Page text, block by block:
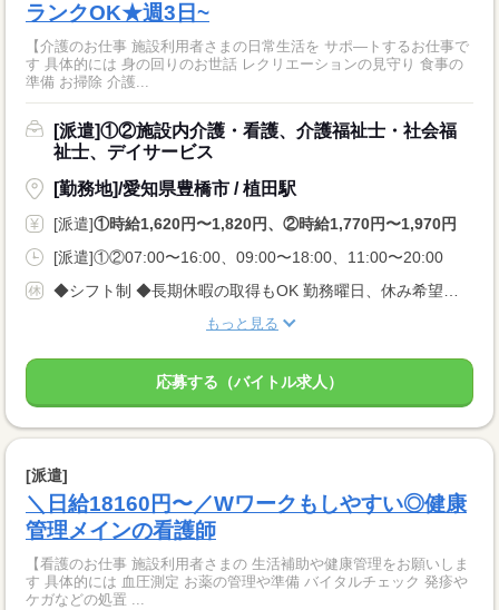
ランクOK★週3日~
【介護のお仕事 施設利用者さまの日常生活を サポ—トするお仕事で
す 具体的には 身の回りのお世話 レクリエーションの見守り 食事の
準備 お掃除 介護...
[派遣]①②施設内介護・看護、介護福祉士・社会福
祉士、デイサービス
[勤務地]/愛知県豊橋市 / 植田駅
[派遣]①時給1,620円〜1,820円、②時給1,770円〜1,970円
[派遣]①②07:00〜16:00、09:00〜18:00、11:00〜20:00
◆シフト制 ◆長期休暇の取得もOK 勤務曜日、休み希望はお気軽にご相談ください。 やむを得ない急なお休みにも理解のある職場です。
もっと見る
応募する（バイトル求人）
[派遣]
＼日給18160円〜／Wワークもしやすい◎健康
管理メインの看護師
【看護のお仕事 施設利用者さまの 生活補助や健康管理をお願いしま
す 具体的には 血圧測定 お薬の管理や準備 バイタルチェック 発疹や
ケガなどの処置 ...